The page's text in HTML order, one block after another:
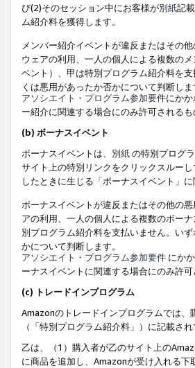
び(2)そのセッション中にお客様が別紙記
ム紹介料を獲得します。
メンバー紹介イベントが違反またはその
ウェアの利用、一人の個人による複数の
ベント）、甲は特別プログラム紹介料を
くは悪用があったか否かについて判断しま
アソシエイト・プログラム参加要件にかか
ー紹介に関連する場合にのみ許可されるも
(b) ボーナスイベント
ボーナスイベントは、 別紙の特別プログ
サイト上の特別リンクをクリックスルー
したときに生じる「ボーナスイベント」
ボーナスイベントが違反またはその他の
アの利用、一人の個人による複数のボー
別プログラム紹介料を支払いません。い
かについて判断します。
アソシエイト・プログラム参加要件 にか
ーナスイベントに関連する場合にのみ許可
(c) トレードインプログラム
Amazonのトレードインプログラムでは
（「特別プログラム紹介料」）に記載さ
乙は、（1）購入者が乙のサイト上の
に商品を追加し、Amazonが受け入れる